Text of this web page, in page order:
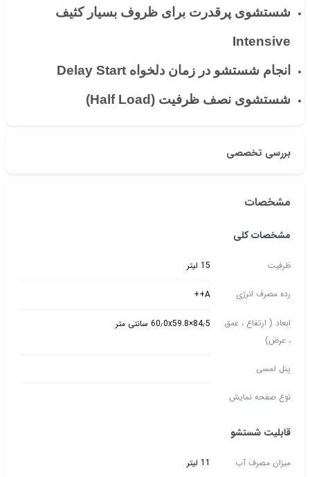
شستشوی پرقدرت برای ظروف بسیار کثیف
Intensive
انجام شستشو در زمان دلخواه Delay Start
شستشوی نصف ظرفیت (Half Load)
بررسی تخصصی
مشخصات
مشخصات کلی
ظرفیت 15 لیتر
رده مصرف انرژی A++
ابعاد ( ارتفاع ، عمق
، عرض)
84٫5×60٫0x59.8 سانتی متر
پنل لمسی
نوع صفحه نمایش
قابلیت شستشو
میزان مصرف آب 11 لیتر